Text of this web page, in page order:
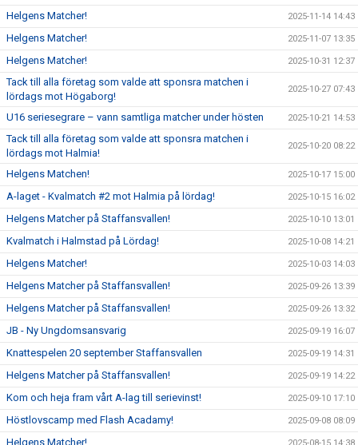
Helgens Matcher! 2025-11-14 14:43
Helgens Matcher! 2025-11-07 13:35
Helgens Matcher! 2025-10-31 12:37
Tack till alla företag som valde att sponsra matchen i
lördags mot Högaborg!
2025-10-27 07:43
U16 seriesegrare – vann samtliga matcher under hösten 2025-10-21 14:53
Tack till alla företag som valde att sponsra matchen i
lördags mot Halmia!
2025-10-20 08:22
Helgens Matchen! 2025-10-17 15:00
A-laget - Kvalmatch #2 mot Halmia på lördag! 2025-10-15 16:02
Helgens Matcher på Staffansvallen! 2025-10-10 13:01
Kvalmatch i Halmstad på Lördag! 2025-10-08 14:21
Helgens Matcher! 2025-10-03 14:03
Helgens Matcher på Staffansvallen! 2025-09-26 13:39
Helgens Matcher på Staffansvallen! 2025-09-26 13:32
JB - Ny Ungdomsansvarig 2025-09-19 16:07
Knattespelen 20 september Staffansvallen 2025-09-19 14:31
Helgens Matcher på Staffansvallen! 2025-09-19 14:22
Kom och heja fram vårt A-lag till serievinst! 2025-09-10 17:10
Höstlovscamp med Flash Acadamy! 2025-09-08 08:09
Helgens Matcher!